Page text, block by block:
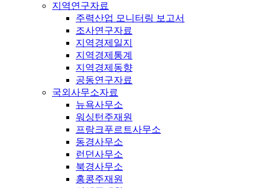
지역연구자료
주력산업 모니터링 보고서
조사연구자료
지역경제일지
지역경제통계
지역경제동향
공동연구자료
국외사무소자료
뉴욕사무소
워싱턴주재원
프랑크푸르트사무소
동경사무소
런던사무소
북경사무소
홍콩주재원